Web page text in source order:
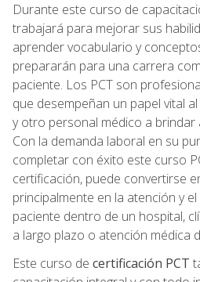
Durante este curso de
trabajará para mejorar sus
aprender vocabulario y
prepararán para una carrera
paciente. Los PCT son
que desempeñan un papel vital
y otro personal médico a brindar
Con la demanda laboral en su
completar con éxito este curso
certificación, puede convertirse
principalmente en la atención y
paciente dentro de un hospital,
a largo plazo o atención médica
Este curso de certificación PCT